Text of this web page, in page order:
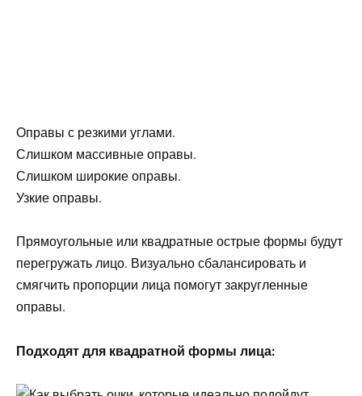
Оправы с резкими углами.
Слишком массивные оправы.
Слишком широкие оправы.
Узкие оправы.
Прямоугольные или квадратные острые формы будут
перегружать лицо. Визуально сбалансировать и
смягчить пропорции лица помогут закругленные
оправы.
Подходят для квадратной формы лица: